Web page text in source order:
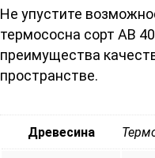
Не упустите
термососна сорт АВ
преимущества
пространстве.
Древесина